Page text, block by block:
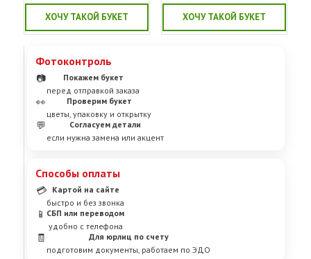
ХОЧУ ТАКОЙ БУКЕТ ХОЧУ ТАКОЙ БУКЕТ
Фотоконтроль
📷
Покажем букет
перед отправкой заказа
👀
Проверим букет
цветы, упаковку и открытку
💬
Согласуем детали
если нужна замена или акцент
Способы оплаты
💳
Картой на сайте
быстро и без звонка
📱 СБП или переводом
удобно с телефона
🧾
Для юрлиц по счету
подготовим документы, работаем по ЭДО